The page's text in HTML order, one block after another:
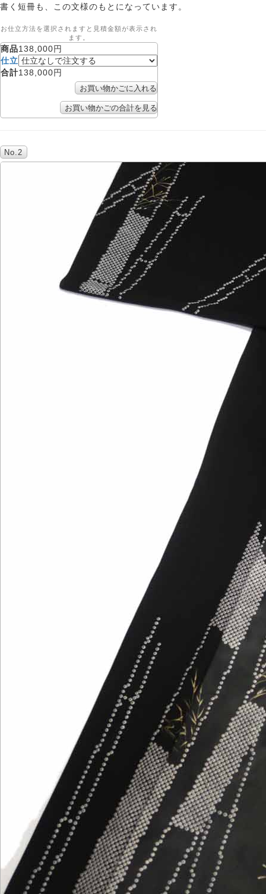
書く短冊も、この文様のもとになっています。
お仕立方法を選択されますと見積金額が表示され
ます。
商品138,000円
仕立
合計138,000円
No.2